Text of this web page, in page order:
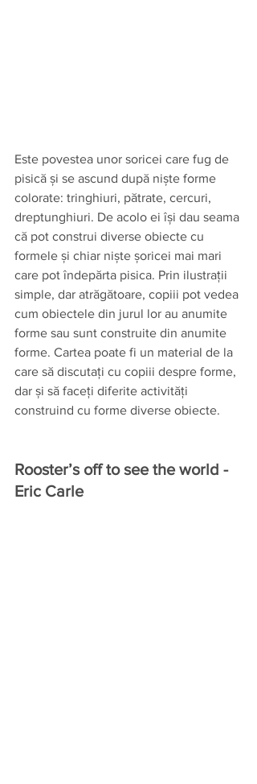
Este povestea unor soricei care fug de
pisică și se ascund după niște forme
colorate: tringhiuri, pătrate, cercuri,
dreptunghiuri. De acolo ei își dau seama
că pot construi diverse obiecte cu
formele și chiar niște șoricei mai mari
care pot îndepărta pisica. Prin ilustrații
simple, dar atrăgătoare, copiii pot vedea
cum obiectele din jurul lor au anumite
forme sau sunt construite din anumite
forme. Cartea poate fi un material de la
care să discutați cu copiii despre forme,
dar și să faceți diferite activități
construind cu forme diverse obiecte.
Rooster’s off to see the world -
Eric Carle